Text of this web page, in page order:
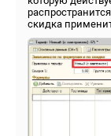
скидка